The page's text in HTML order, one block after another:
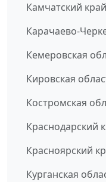
Камчатский край
Карачаево-
Кемеровская
Кировская
Костромская
Краснодарский
Красноярский
Курганская